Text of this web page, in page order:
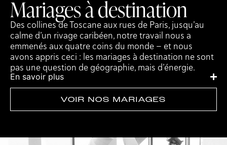
Mariages à destination
Des collines de Toscane aux rues de Paris, jusqu’au
calme d’un rivage caribéen, notre travail nous a
emmenés aux quatre coins du monde — et nous
avons appris ceci : les mariages à destination ne sont
pas une question de géographie, mais d’énergie.
En savoir plus
VOIR NOS MARIAGES